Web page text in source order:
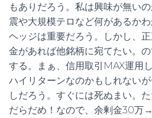
もありだろう。私は興味が無い
震や大規模テロなど何があるか
ヘッジは重要だろう。しかし、
金があれば他銘柄に宛てたい。
する。まぁ、信用取引MAX運用
ハイリターンなのかもしれない
しだろう。すぐには死ぬまい。
だらだめ！なので、余剰金30万